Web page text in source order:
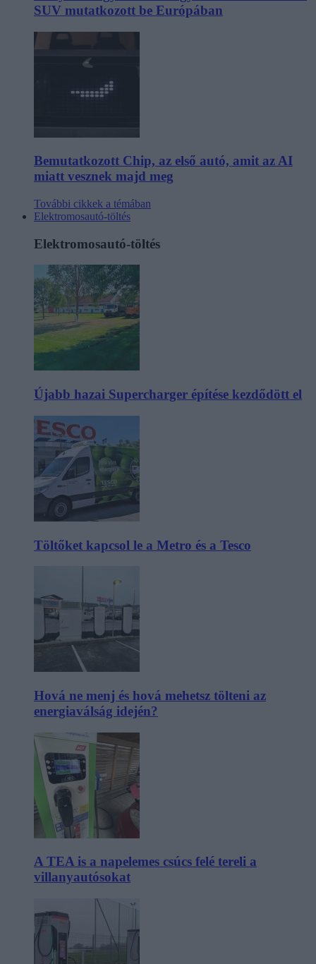
SUV mutatkozott be Európában
Bemutatkozott Chip, az első autó, amit az AI
miatt vesznek majd meg
További cikkek a témában
Elektromosautó-töltés
Elektromosautó-töltés
Újabb hazai Supercharger építése kezdődött el
Töltőket kapcsol le a Metro és a Tesco
Hová ne menj és hová mehetsz tölteni az
energiaválság idején?
A TEA is a napelemes csúcs felé tereli a
villanyautósokat